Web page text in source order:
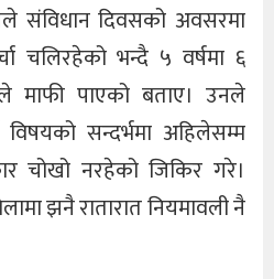
संविधान दिवसको अवसरमा
चलिरहेको भन्दै ५ वर्षमा ६
माफी पाएको बताए। उनले
सन्दर्भमा अहिलेसम्म
चोखो नरहेको जिकिर गरे।
झनै रातारात नियमावली नै